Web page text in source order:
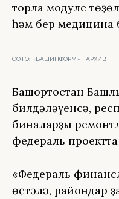
торлаҡ модуле
һәм бер медицина
ФОТО: «БАШИНФОРМ» | АРХИВ
Башҡортостан
билдәләүенсә,
биналарҙы
федераль проектта
«Федераль
өҫтәлә, райондар